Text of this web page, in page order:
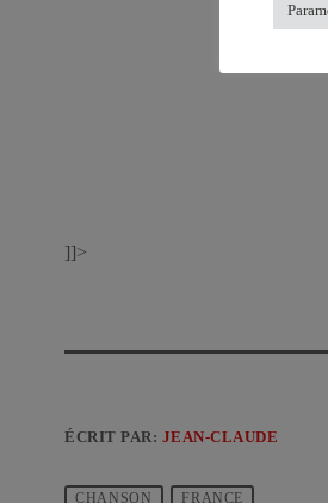
]]>
ÉCRIT PAR: JEAN-CLAUDE
CHANSON FRANCE